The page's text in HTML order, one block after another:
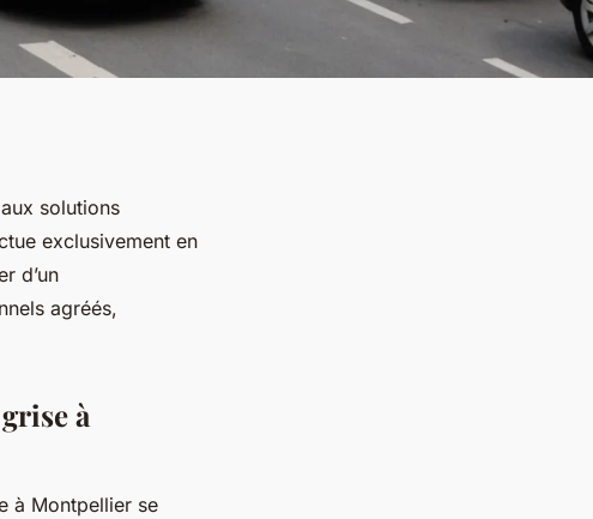
solutions
exclusivement en
d’un
agréés,
à
à Montpellier se